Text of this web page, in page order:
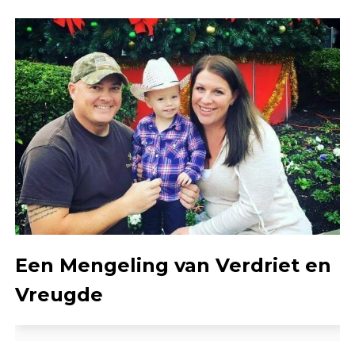
Een Mengeling van Verdriet en
Vreugde